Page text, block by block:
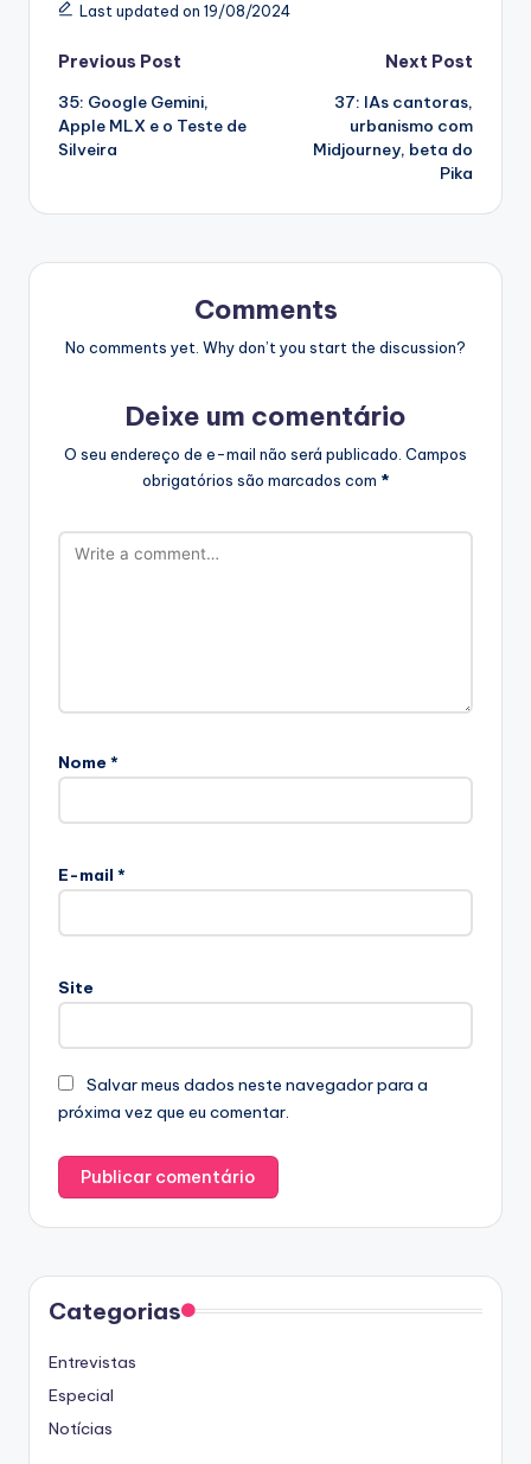
Last updated on 19/08/2024
Post
navigation
Previous Post
35: Google Gemini,
Apple MLX e o Teste de
Silveira
Next Post
37: IAs cantoras,
urbanismo com
Midjourney, beta do
Pika
Comments
No comments yet. Why don’t you start the discussion?
Deixe um comentário
O seu endereço de e-mail não será publicado. Campos
obrigatórios são marcados com *
Nome *
E-mail *
Site
Salvar meus dados neste navegador para a
próxima vez que eu comentar.
Categorias
Entrevistas
Especial
Notícias